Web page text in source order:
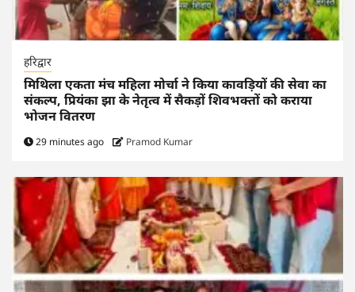
हरिद्वार
मिथिला एकता मंच महिला मोर्चा ने किया कावड़ियों की सेवा का
संकल्प, प्रियंका झा के नेतृत्व में सैकड़ों शिवभक्तों को कराया
भोजन वितरण
29 minutes ago Pramod Kumar